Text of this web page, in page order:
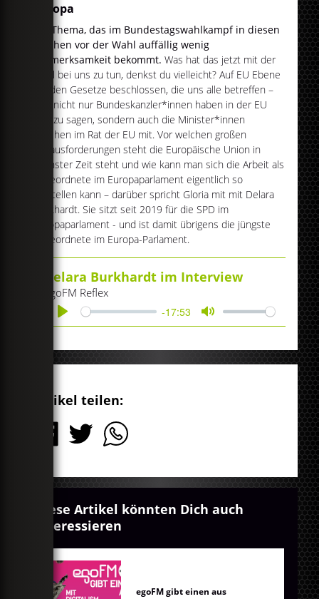
Europa
Ein Thema, das im Bundestagswahlkampf in diesen
Wochen vor der Wahl auffällig wenig
Aufmerksamkeit bekommt. Was hat das jetzt mit der
Wahl bei uns zu tun, denkst du vielleicht? Auf EU Ebene
werden Gesetze beschlossen, die uns alle betreffen –
und nicht nur Bundeskanzler*innen haben in der EU
was zu sagen, sondern auch die Minister*innen
mischen im Rat der EU mit. Vor welchen großen
Herausforderungen steht die Europäische Union in
nächster Zeit steht und wie kann man sich die Arbeit als
Abgeordnete im Europaparlament eigentlich so
vorstellen kann – darüber spricht Gloria mit mit Delara
Burkhardt. Sie sitzt seit 2019 für die SPD im
Europaparlament - und ist damit übrigens die jüngste
Abgeordnete im Europa-Parlament.
Delara Burkhardt im Interview
egoFM Reflex
Play
-17:53
Mute
Artikel teilen:
Diese Artikel könnten Dich auch
interessieren
egoFM gibt einen aus